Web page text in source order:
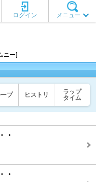
メニュー
ログイン
ニー]
プ ヒストリ
ラップ
タイム
・
・